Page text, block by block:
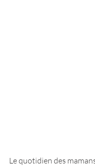
Le quotidien des